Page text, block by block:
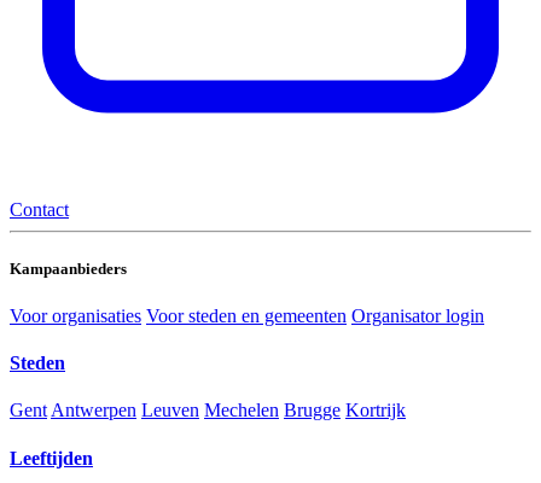
Contact
Kampaanbieders
Voor organisaties Voor steden en gemeenten Organisator login
Steden
GentAntwerpen Leuven Mechelen Brugge Kortrijk
Leeftijden